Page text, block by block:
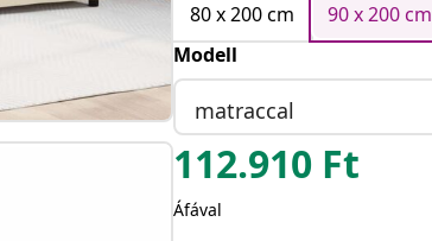
80 x 200 cm
90 x 200 cm
Modell
matraccal
112.910 Ft
Áfával